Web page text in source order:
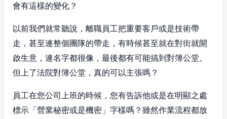
會有這樣的變化？
以前我們就常聽說，離職員工把重要客戶或是技術帶
走，甚至連整個團隊的帶走，有時候甚至就在對街就開
啟生意，連名字都很像，最後都有可能搞到對簿公堂。
但上了法院對簿公堂，真的可以主張嗎？
員工在您公司上班的時候，您有告訴他或是在明顯之處
標示「營業秘密或是機密」字樣嗎？雖然作業流程都放